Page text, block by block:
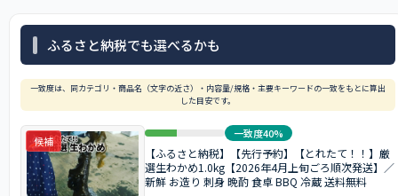
ふるさと納税でも選べるかも
一致度は、同カテゴリ・商品名（文字の近さ）・内容量/規格・主要キーワードの一致をもとに算出
した目安です。
候補
一致度40%
【ふるさと納税】【先行予約】【とれたて！！】厳
選生わかめ1.0kg【2026年4月上旬ごろ順次発送】／
新鮮 お造り 刺身 晩酌 食卓 BBQ 冷蔵 送料無料